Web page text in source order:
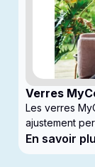
Verres
nouvelle
Les verres
ajustement
En savoir